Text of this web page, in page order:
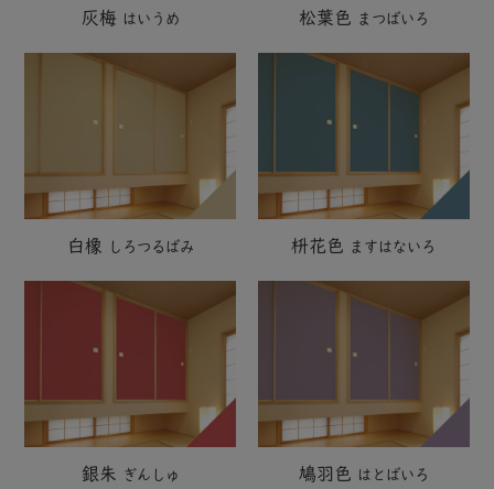
灰梅 はいうめ 松葉色 まつばいろ
白橡 しろつるばみ 枡花色 ますはないろ
銀朱 ぎんしゅ 鳩羽色 はとばいろ